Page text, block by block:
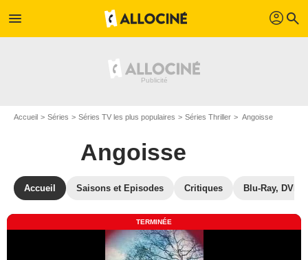
menu profil search
Accueil Séries Séries TV les plus populaires Séries Thriller Angoisse
Angoisse
Accueil Saisons et Episodes Critiques Blu-Ray, DVD
TERMINÉE